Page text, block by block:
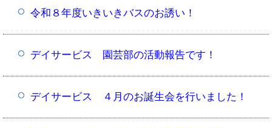
令和８年度いきいきバスのお誘い！
デイサービス 園芸部の活動報告です！
デイサービス ４月のお誕生会を行いました！